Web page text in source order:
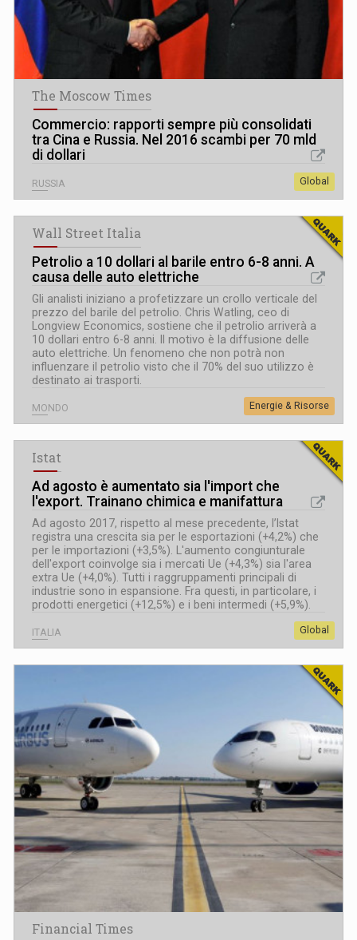
The Moscow Times
Commercio: rapporti sempre più consolidati
tra Cina e Russia. Nel 2016 scambi per 70 mld
di dollari
RUSSIA Global
Wall Street Italia
Petrolio a 10 dollari al barile entro 6-8 anni. A
causa delle auto elettriche
Gli analisti iniziano a profetizzare un crollo verticale del
prezzo del barile del petrolio. Chris Watling, ceo di
Longview Economics, sostiene che il petrolio arriverà a
10 dollari entro 6-8 anni. Il motivo è la diffusione delle
auto elettriche. Un fenomeno che non potrà non
influenzare il petrolio visto che il 70% del suo utilizzo è
destinato ai trasporti.
MONDO Energie & Risorse
Istat
Ad agosto è aumentato sia l'import che
l'export. Trainano chimica e manifattura
Ad agosto 2017, rispetto al mese precedente, l’Istat
registra una crescita sia per le esportazioni (+4,2%) che
per le importazioni (+3,5%). L'aumento congiunturale
dell'export coinvolge sia i mercati Ue (+4,3%) sia l'area
extra Ue (+4,0%). Tutti i raggruppamenti principali di
industrie sono in espansione. Fra questi, in particolare, i
prodotti energetici (+12,5%) e i beni intermedi (+5,9%).
ITALIA Global
Financial Times